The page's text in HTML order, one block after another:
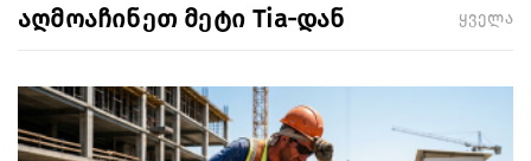
აღმოაჩინეთ მეტი Tia-დან ყველა